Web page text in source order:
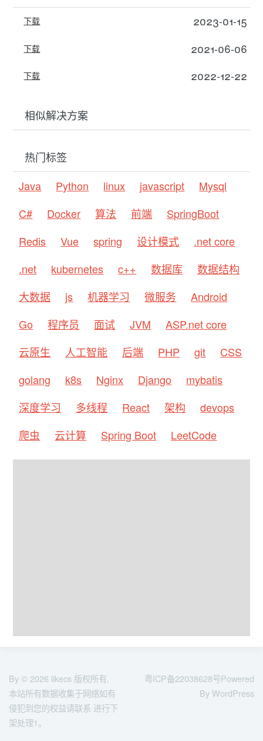
下载 2023-01-15
下载 2021-06-06
下载 2022-12-22
相似解决方案
热门标签
Java
Python linux javascript
Mysql
C#
Docker 算法 前端
SpringBoot
Redis
Vue spring 设计模式
.net core
.net
kubernetes c++ 数据库
数据结构
大数据
js 机器学习 微服务
Android
Go
程序员 面试 JVM
ASP.net core
云原生
人工智能 后端 PHP git
CSS
golang
k8s Nginx Django
mybatis
深度学习
多线程 React 架构
devops
爬虫
云计算 Spring Boot LeetCode
By © 2026 likecs 版权所有,
本站所有数据收集于网络如有
侵犯到您的权益请联系 进行下
架处理1。
粤ICP备22038628号Powered
By WordPress